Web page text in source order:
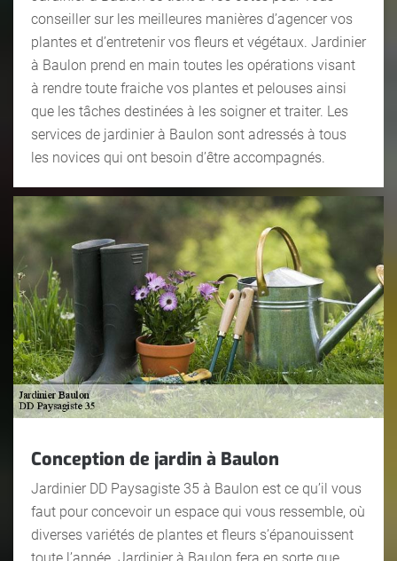
conseiller sur les meilleures manières d’agencer vos
plantes et d’entretenir vos fleurs et végétaux. Jardinier
à Baulon prend en main toutes les opérations visant
à rendre toute fraiche vos plantes et pelouses ainsi
que les tâches destinées à les soigner et traiter. Les
services de jardinier à Baulon sont adressés à tous
les novices qui ont besoin d’être accompagnés.
Conception de jardin à Baulon
Jardinier DD Paysagiste 35 à Baulon est ce qu’il vous
faut pour concevoir un espace qui vous ressemble, où
diverses variétés de plantes et fleurs s’épanouissent
toute l’année. Jardinier à Baulon fera en sorte que